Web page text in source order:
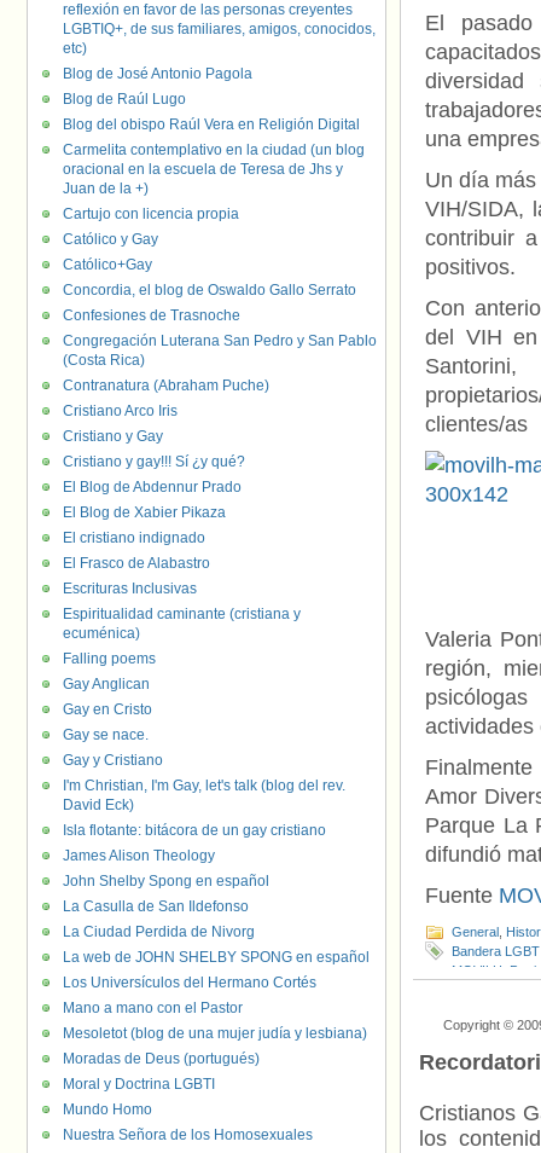
El
una
Un día
VIH/SIDA,
contribuir
positivos.
Con
del VIH
clientes/as
Valeria
región,
actividades
Amor
Parque La
difundió
Fuente
General
Bandera
MOVILH
Copyright ©
Cristianos
los
reflexión en favor de las personas creyentes
LGBTIQ+, de sus familiares, amigos, conocidos,
etc)
Blog de José Antonio Pagola
Blog de Raúl Lugo
Blog del obispo Raúl Vera en Religión Digital
Carmelita contemplativo en la ciudad (un blog
oracional en la escuela de Teresa de Jhs y
Juan de la +)
Cartujo con licencia propia
Católico y Gay
Católico+Gay
Concordia, el blog de Oswaldo Gallo Serrato
Confesiones de Trasnoche
Congregación Luterana San Pedro y San Pablo
(Costa Rica)
Contranatura (Abraham Puche)
Cristiano Arco Iris
Cristiano y Gay
Cristiano y gay!!! Sí ¿y qué?
El Blog de Abdennur Prado
El Blog de Xabier Pikaza
El cristiano indignado
El Frasco de Alabastro
Escrituras Inclusivas
Espiritualidad caminante (cristiana y
ecuménica)
Falling poems
Gay Anglican
Gay en Cristo
Gay se nace.
Gay y Cristiano
I'm Christian, I'm Gay, let's talk (blog del rev.
David Eck)
Isla flotante: bitácora de un gay cristiano
James Alison Theology
John Shelby Spong en español
La Casulla de San Ildefonso
La Ciudad Perdida de Nivorg
La web de JOHN SHELBY SPONG en español
Los Universículos del Hermano Cortés
Mano a mano con el Pastor
Mesoletot (blog de una mujer judía y lesbiana)
Moradas de Deus (portugués)
Moral y Doctrina LGBTI
Mundo Homo
Nuestra Señora de los Homosexuales